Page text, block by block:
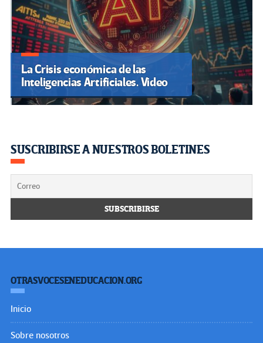
La Crisis económica de las
Inteligencias Artificiales. Video
SUSCRIBIRSE A NUESTROS BOLETINES
OTRASVOCESENEDUCACION.ORG
Inicio
Sobre nosotros